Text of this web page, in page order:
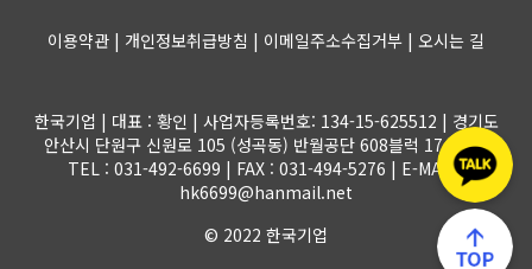
이용약관 | 개인정보취급방침 | 이메일주소수집거부 | 오시는 길
한국기업 | 대표 : 황인 | 사업자등록번호: 134-15-625512 | 경기도
안산시 단원구 신원로 105 (성곡동) 반월공단 608블럭 17-1롯트
TEL : 031-492-6699 | FAX : 031-494-5276 | E-MAIL :
hk6699@hanmail.net
© 2022 한국기업